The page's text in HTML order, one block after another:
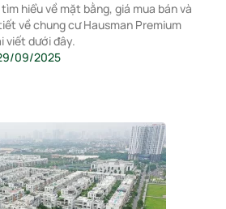
hiểu về mặt bằng, giá mua bán và
về chung cư Hausman Premium
viết dưới đây.
09/2025